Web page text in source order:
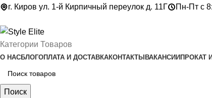
г. Киров ул. 1-й Кирпичный переулок д. 11Г Пн-Пт с
Категории Товаров
О НАСБЛОГОПЛАТА И ДОСТАВКАКОНТАКТЫ ВАКАНСИИ ПРОКАТ
Поиск